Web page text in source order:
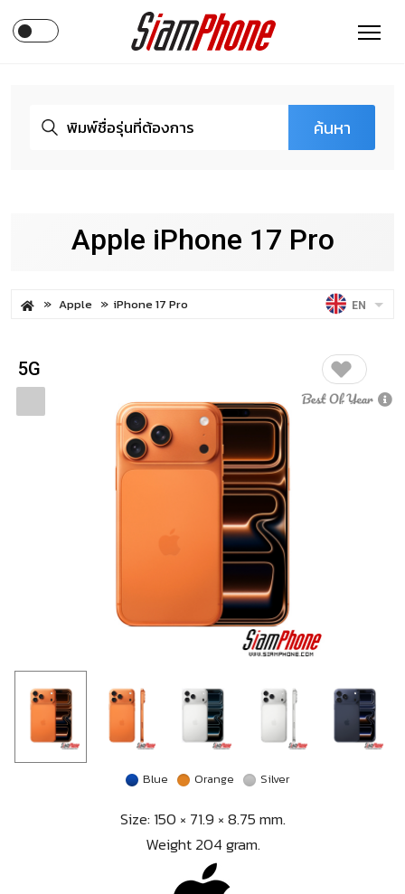
ค้นหา
Apple iPhone 17 Pro
Apple iPhone 17 Pro EN
5G
Blue Orange Silver
Size: 150 × 71.9 × 8.75 mm.
Weight 204 gram.